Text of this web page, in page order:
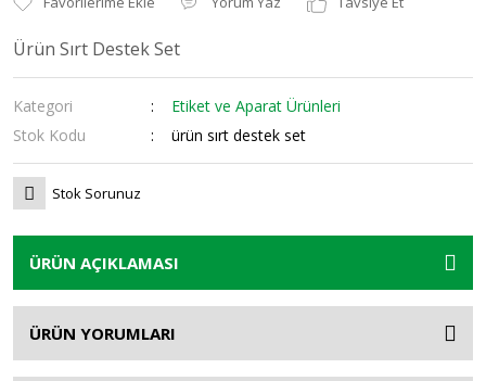
Ürün Sırt Destek Set
Kategori
Etiket ve Aparat Ürünleri
Stok Kodu
ürün sırt destek set
Stok Sorunuz
ÜRÜN AÇIKLAMASI
ÜRÜN YORUMLARI